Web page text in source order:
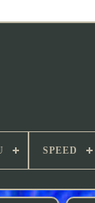
SPEED